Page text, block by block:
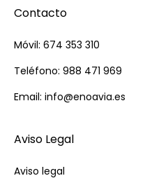
Contacto
Móvil: 674 353 310
Teléfono: 988 471 969
Email: info@enoavia.es
Aviso Legal
Aviso legal